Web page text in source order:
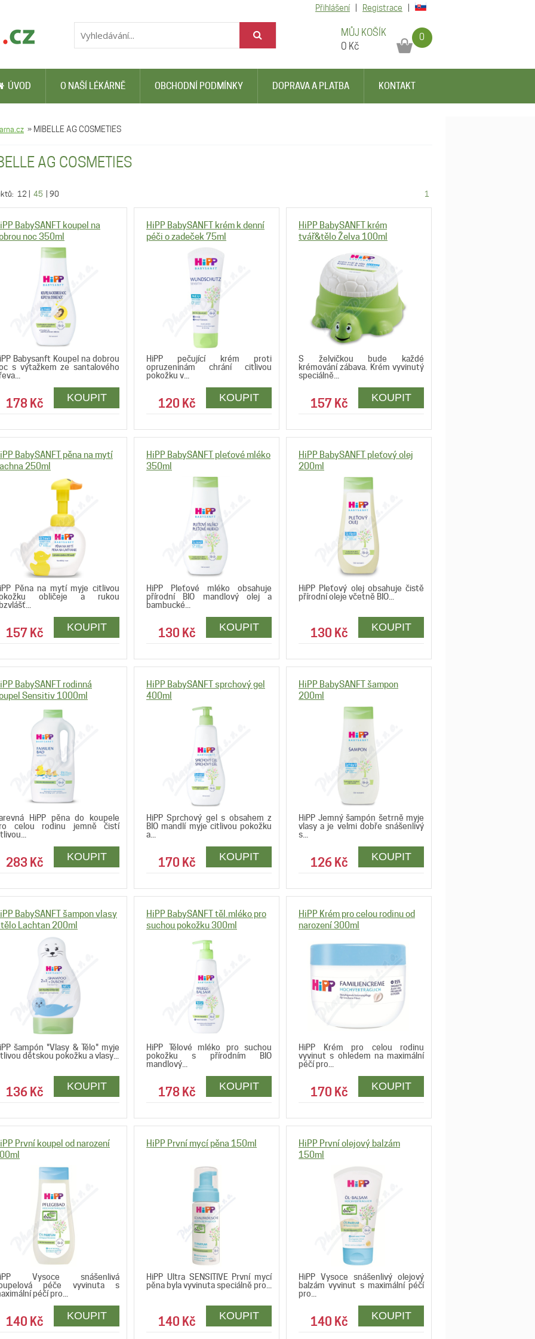
MŮJ KOŠÍK
0 Kč
0
Přihlášení Registrace
ÚVOD O NAŠÍ LÉKÁRNĚ OBCHODNÍ PODMÍNKY DOPRAVA A PLATBA KONTAKT
» MIBELLE AG COSMETIES
AG COSMETIES
12 45 90 1
BabySANFT koupel na
noc 350ml
Babysanft Koupel na dobrou
s výtažkem ze santalového
178 Kč
HiPP BabySANFT krém k denní
péči o zadeček 75ml
HiPP pečující krém proti
opruzeninám chrání citlivou
pokožku v...
120 Kč
HiPP BabySANFT krém
tvář&tělo Želva 100ml
S želvičkou bude každé
krémování zábava. Krém vyvinutý
speciálně...
157 Kč
BabySANFT pěna na mytí
250ml
Pěna na mytí myje citlivou
obličeje a rukou
157 Kč
HiPP BabySANFT pleťové mléko
350ml
HiPP Pleťové mléko obsahuje
přírodní BIO mandlový olej a
bambucké...
130 Kč
HiPP BabySANFT pleťový olej
200ml
HiPP Pleťový olej obsahuje čistě
přírodní oleje včetně BIO...
130 Kč
BabySANFT rodinná
Sensitiv 1000ml
HiPP pěna do koupele
celou rodinu jemně čistí
283 Kč
HiPP BabySANFT sprchový gel
400ml
HiPP Sprchový gel s obsahem z
BIO mandlí myje citlivou pokožku
a...
170 Kč
HiPP BabySANFT šampon
200ml
HiPP Jemný šampón šetrně myje
vlasy a je velmi dobře snášenlivý
s...
126 Kč
BabySANFT šampon vlasy
Lachtan 200ml
šampón "Vlasy & Tělo" myje
dětskou pokožku a vlasy...
136 Kč
HiPP BabySANFT těl.mléko pro
suchou pokožku 300ml
HiPP Tělové mléko pro suchou
pokožku s přírodním BIO
mandlový...
178 Kč
HiPP Krém pro celou rodinu od
narození 300ml
HiPP Krém pro celou rodinu
vyvinut s ohledem na maximální
péčí pro...
170 Kč
První koupel od narození
Vysoce snášenlivá
péče vyvinuta s
péčí pro...
140 Kč
HiPP První mycí pěna 150ml
HiPP Ultra SENSITIVE První mycí
pěna byla vyvinuta speciálně pro...
140 Kč
HiPP První olejový balzám
150ml
HiPP Vysoce snášenlivý olejový
balzám vyvinut s maximální péčí
pro...
140 Kč